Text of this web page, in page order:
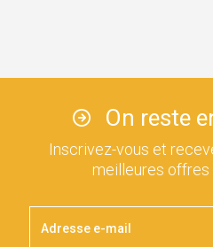
On reste
Inscrivez-vous et
meilleures offres